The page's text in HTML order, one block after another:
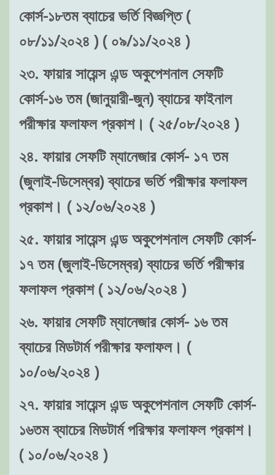
কোর্স-১৮তম ব্যাচের ভর্তি বিজ্ঞপ্তি (
০৮/১১/২০২৪ ) ( ০৯/১১/২০২৪ )
২৩. ফায়ার সায়েন্স এন্ড অকুপেশনাল সেফটি
কোর্স-১৬ তম (জানুয়ারী-জুন) ব্যাচের ফাইনাল
পরীক্ষার ফলাফল প্রকাশ। ( ২৫/০৮/২০২৪ )
২৪. ফায়ার সেফটি ম্যানেজার কোর্স- ১৭ তম
(জুলাই-ডিসেম্বর) ব্যাচের ভর্তি পরীক্ষার ফলাফল
প্রকাশ। ( ১২/০৬/২০২৪ )
২৫. ফায়ার সায়েন্স এন্ড অকুপেশনাল সেফটি কোর্স-
১৭ তম (জুলাই-ডিসেম্বর) ব্যাচের ভর্তি পরীক্ষার
ফলাফল প্রকাশ ( ১২/০৬/২০২৪ )
২৬. ফায়ার সেফটি ম্যানেজার কোর্স- ১৬ তম
ব্যাচের মিডটার্ম পরীক্ষার ফলাফল। (
১০/০৬/২০২৪ )
২৭. ফায়ার সায়েন্স এন্ড অকুপেশনাল সেফটি কোর্স-
১৬তম ব্যাচের মিডটার্ম পরিক্ষার ফলাফল প্রকাশ।
( ১০/০৬/২০২৪ )